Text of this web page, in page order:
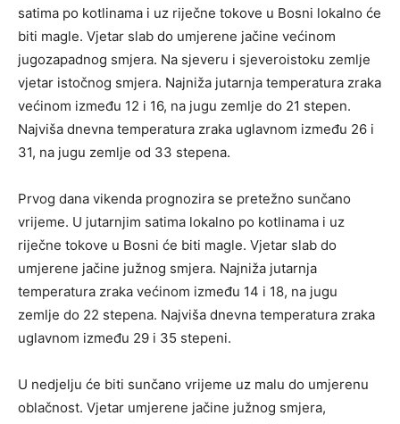
satima po kotlinama i uz riječne tokove u Bosni lokalno će
biti magle. Vjetar slab do umjerene jačine većinom
jugozapadnog smjera. Na sjeveru i sjeveroistoku zemlje
vjetar istočnog smjera. Najniža jutarnja temperatura zraka
većinom između 12 i 16, na jugu zemlje do 21 stepen.
Najviša dnevna temperatura zraka uglavnom između 26 i
31, na jugu zemlje od 33 stepena.
Prvog dana vikenda prognozira se pretežno sunčano
vrijeme. U jutarnjim satima lokalno po kotlinama i uz
riječne tokove u Bosni će biti magle. Vjetar slab do
umjerene jačine južnog smjera. Najniža jutarnja
temperatura zraka većinom između 14 i 18, na jugu
zemlje do 22 stepena. Najviša dnevna temperatura zraka
uglavnom između 29 i 35 stepeni.
U nedjelju će biti sunčano vrijeme uz malu do umjerenu
oblačnost. Vjetar umjerene jačine južnog smjera,